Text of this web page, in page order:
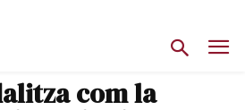
com la